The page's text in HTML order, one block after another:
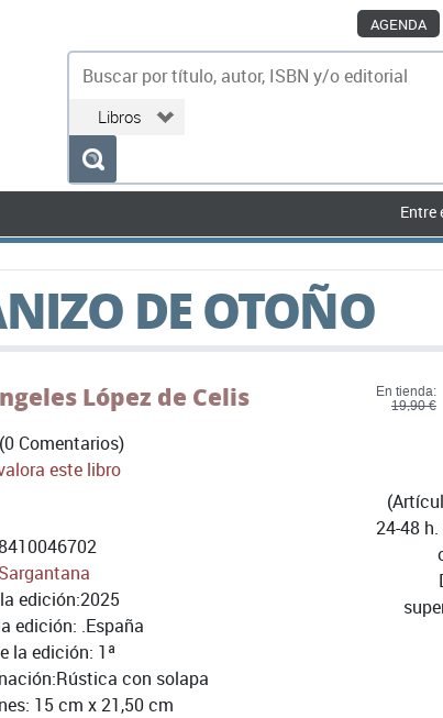
AGENDA
Entre
DE OTOÑO
López de Celis
(0 Comentarios)
este libro
En tienda:
19,90 €
24-48
Sargantana
edición:2025
edición: .España
la edición: 1ª
Rústica con solapa
15 cm x 21,50 cm